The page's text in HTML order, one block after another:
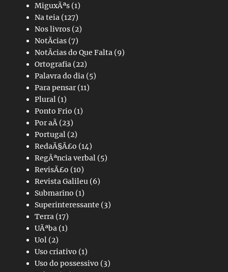
MiguxÃªs (1)
Na teia (127)
Nos livros (2)
NotÃ­cias (7)
NotÃ­cias do Que Falta (9)
Ortografia (22)
Palavra do dia (5)
Para pensar(11)
Plural (1)
Ponto Frio (1)
Por aÃ­ (23)
Portugal (2)
RedaÃ§Ã£o (14)
RegÃªncia verbal (5)
RevisÃ£o (10)
Revista Galileu (6)
Submarino (1)
Superinteressante (3)
Terra (17)
UÃªba (1)
Uol (2)
Uso criativo (1)
Uso do possessivo (3)